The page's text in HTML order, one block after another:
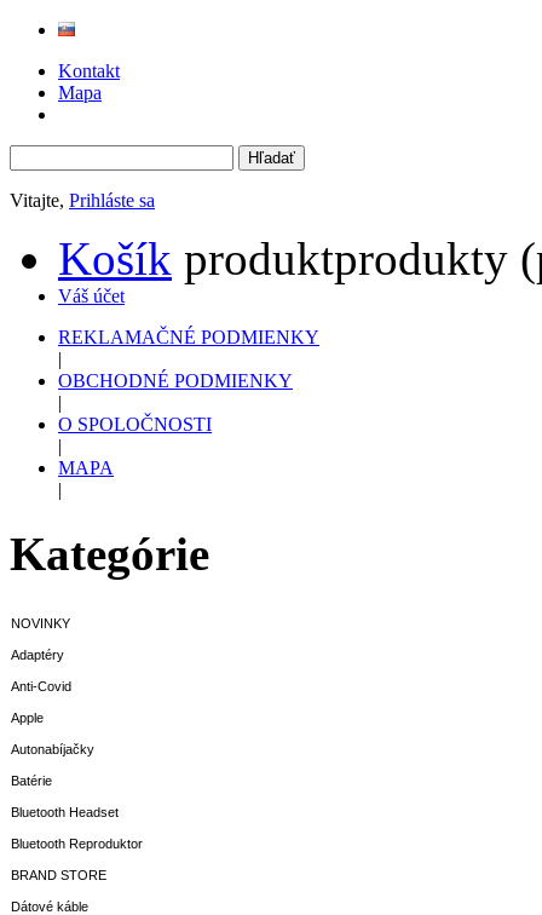
Kontakt
Mapa
Vitajte, Prihláste sa
Košík produktprodukty
Váš účet
REKLAMAČNÉ PODMIENKY
|
OBCHODNÉ PODMIENKY
|
O SPOLOČNOSTI
|
MAPA
|
Kategórie
NOVINKY
Adaptéry
Anti-Covid
Apple
Autonabíjačky
Batérie
Bluetooth Headset
Bluetooth Reproduktor
BRAND STORE
Dátové káble